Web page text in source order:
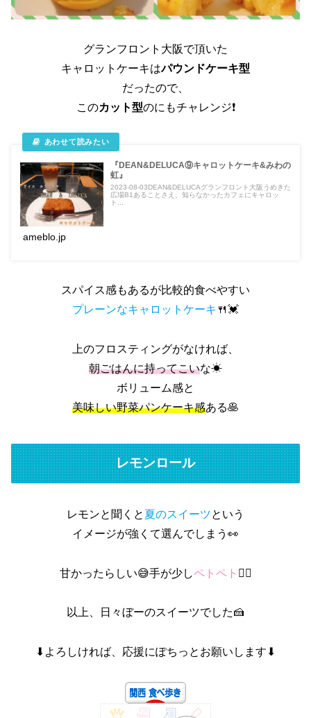
グランフロント大阪で頂いた
キャロットケーキはパウンドケーキ型
だったので、
このカット型のにもチャレンジ❗
『DEAN&DELUCA⑨キャロットケーキ&みわの
虹』
2023-08-03DEAN&DELUCAグランフロント大阪うめきた
広場B1あることさえ、知らなかったカフェにキャロッ
ト...
ameblo.jp
スパイス感もあるが比較的食べやすい
プレーンなキャロットケーキ 🍴💓
上のフロスティングがなければ、
朝ごはんに持ってこいな☀
ボリューム感と
美味しい野菜パンケーキ感ある🥞
レモンロール
レモンと聞くと 夏のスイーツという
イメージが強くて選んでしまう👀
甘かったらしい😅‪‪手が少しペトペト 🖐🏻
以上、日々ぼーのスイーツでした🍰
⬇よろしければ、応援にぽちっとお願いします⬇